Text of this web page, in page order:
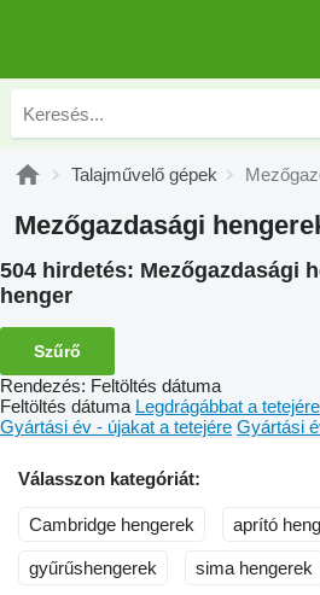
Talajművelő gépek
Mezőgazdasági
504 hirdetés: Mezőgazdasági
henger
Szűrő
Rendezés: Feltöltés dátuma
Feltöltés dátuma Legdrágábbat a tetejére
Gyártási év - újakat a tetejére Gyártási
Válasszon kategóriát:
Cambridge hengerek aprító
gyűrűshengerek sima hengerek